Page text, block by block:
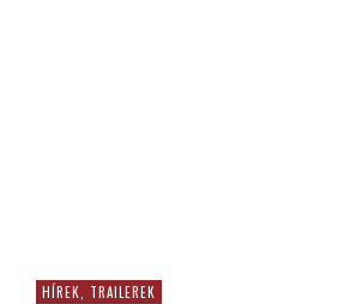
HÍREK, TRAILEREK